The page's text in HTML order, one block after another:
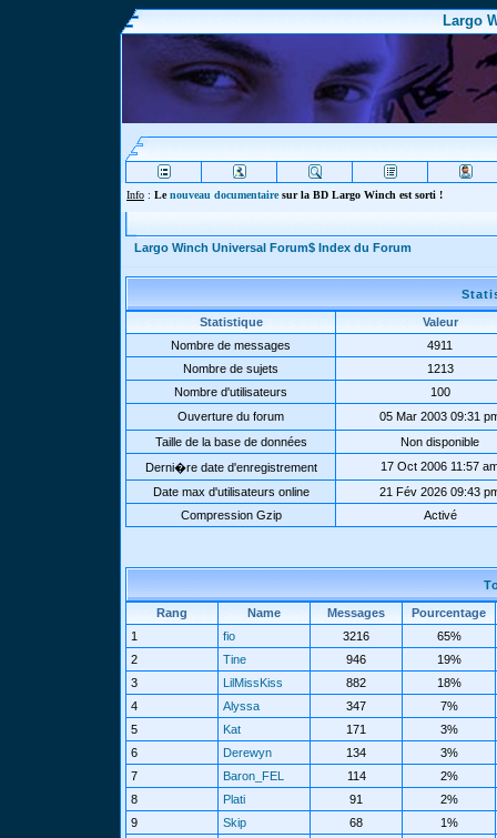
Largo
Info : Lenouveau documentairesur la BD Largo Winch est sorti !
Largo Winch Universal Forum$ Index du Forum
Statistique
Valeur
Nombre de messages
4911
Nombre de sujets
1213
Nombre d'utilisateurs
100
Ouverture du forum
05 Mar 2003 09:31
Taille de la base de données
Non disponible
Derni�re date d'enregistrement
17 Oct 2006 11:57
Date max d'utilisateurs online
21 Fév 2026 09:43
Compression Gzip
Activé
Rang Name Messages
Pourcentage
1
fio 3216
65%
2
Tine 946
19%
3
LilMissKiss 882
18%
4
Alyssa 347
7%
5
Kat 171
3%
6
Derewyn 134
3%
7
Baron_FEL 114
2%
8
Plati 91
2%
9
Skip 68
1%